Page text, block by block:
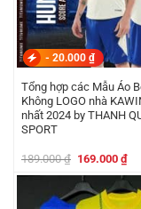
- 20.000 ₫
Tổng hợp các Mẫu Áo
Không LOGO nhà KAWIN
nhất 2024 by THANH
SPORT
189.000₫ Giá
là:
189.000 ₫.
169.000 ₫Giá
hiện
tại
là: